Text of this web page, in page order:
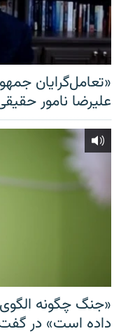
«تعامل‌گرایان
علیرضا نامور
«جنگ چگونه الگوی
داده است» در